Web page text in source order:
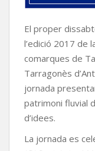
El proper
l’edició 2017 de
comarques de
Tarragonès
jornada
patrimoni fluvial
d’idees.
La jornada es